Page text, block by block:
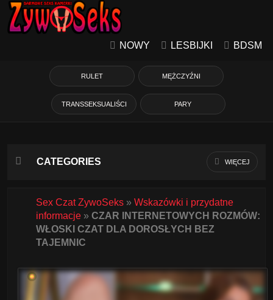
NOWY LESBIJKI BDSM
RULET MĘŻCZYŹNI
TRANSSEKSUALIŚCI PARY
CATEGORIES WIĘCEJ
Azjatycka
Babcie
Blondynki
Sex Czat ZywoSeks » Wskazówki i przydatne
informacje » CZAR INTERNETOWYCH ROZMÓW:
WŁOSKI CZAT DLA DOROSŁYCH BEZ
TAJEMNIC